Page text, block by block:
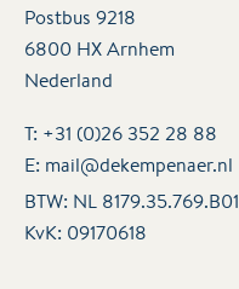
Postbus 9218
6800 HX Arnhem
Nederland
T: +31 (0)26 352 28 88
E: mail@dekempenaer.nl
BTW: NL 8179.35.769.B01
KvK: 09170618